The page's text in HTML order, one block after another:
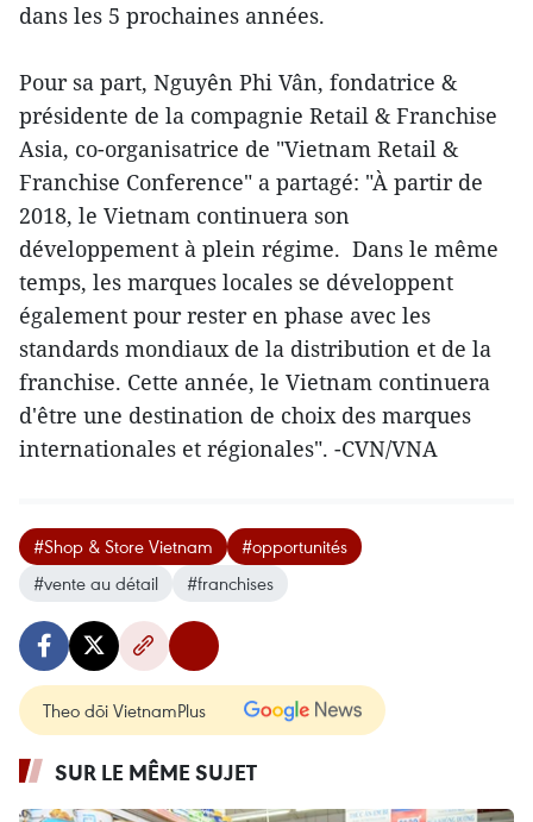
dans les 5 prochaines années.
Pour sa part, Nguyên Phi Vân, fondatrice &
présidente de la compagnie Retail & Franchise
Asia, co-organisatrice de "Vietnam Retail &
Franchise Conference" a partagé: "À partir de
2018, le Vietnam continuera son
développement à plein régime. Dans le même
temps, les marques locales se développent
également pour rester en phase avec les
standards mondiaux de la distribution et de la
franchise. Cette année, le Vietnam continuera
d'être une destination de choix des marques
internationales et régionales". -CVN/VNA
#Shop & Store Vietnam
#opportunités
#vente au détail
#franchises
Theo dõi VietnamPlus
SUR LE MÊME SUJET